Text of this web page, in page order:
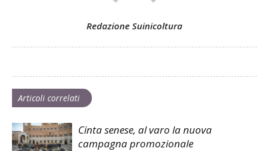
Redazione Suinicoltura
Articoli correlati
Cinta senese, al varo la nuova
campagna promozionale